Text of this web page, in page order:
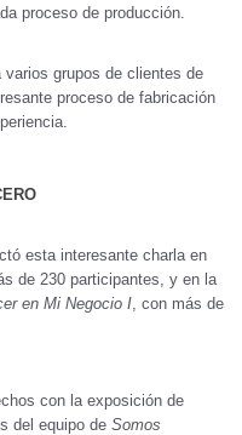
proceso de producción.
varios grupos de clientes de
proceso de fabricación
esta interesante charla en
de 230 participantes, y en la
en Mi Negocio I, con más de
con la exposición de
del equipo de Somos